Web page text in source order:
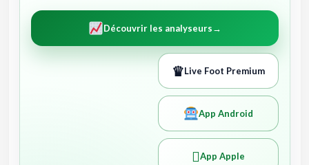
Découvrir les analyseurs→
♛Live Foot Premium
App Android
App Apple